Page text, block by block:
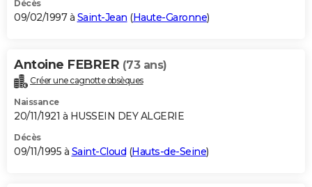
Décès
09/02/1997 à Saint-Jean (Haute-Garonne)
Antoine FEBRER (73 ans)
Créer une cagnotte obsèques
Naissance
20/11/1921 à HUSSEIN DEY ALGERIE
Décès
09/11/1995 à Saint-Cloud (Hauts-de-Seine)